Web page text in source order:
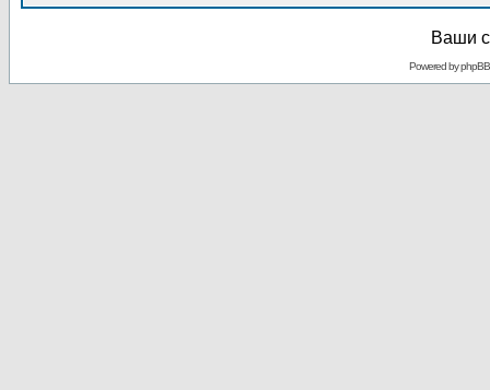
Ваши
Powered byphpBB